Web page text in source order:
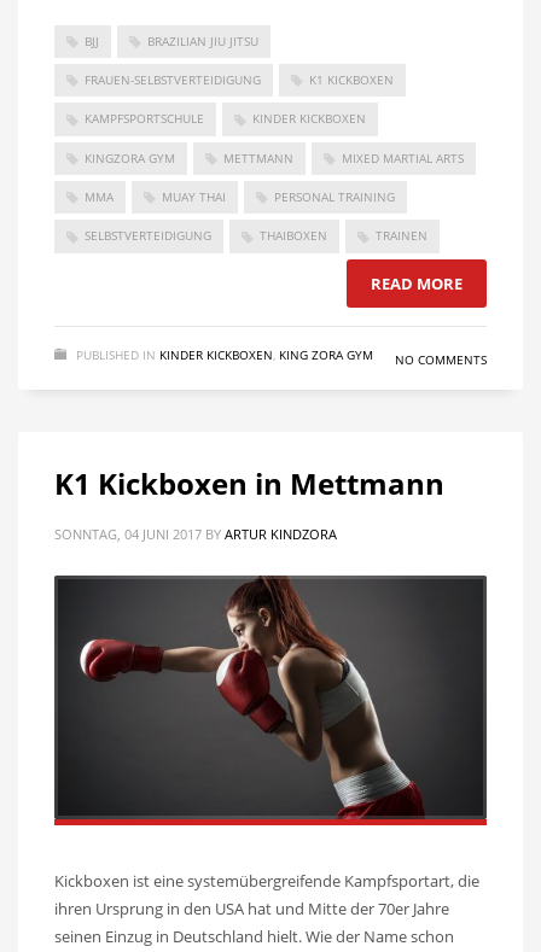
BJJ BRAZILIAN JIU JITSU
FRAUEN-SELBSTVERTEIDIGUNG K1 KICKBOXEN
KAMPFSPORTSCHULE KINDER KICKBOXEN
KINGZORA GYM METTMANN MIXED MARTIAL ARTS
MMA MUAY THAI PERSONAL TRAINING
SELBSTVERTEIDIGUNG THAIBOXEN TRAINEN
READ MORE
PUBLISHED IN KINDER KICKBOXEN KING ZORA GYM NO COMMENTS
K1 Kickboxen in Mettmann
SONNTAG, 04 JUNI 2017 BY ARTUR KINDZORA
Kickboxen ist eine systemübergreifende Kampfsportart, die
ihren Ursprung in den USA hat und Mitte der 70er Jahre
seinen Einzug in Deutschland hielt. Wie der Name schon